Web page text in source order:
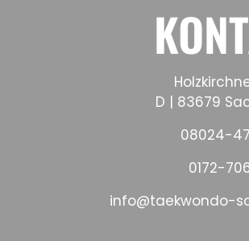
D | 83679
08024-
0172-
info@taekwondo-